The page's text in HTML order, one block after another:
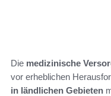
Die medizinische
vor erheblichen
in ländlichen Gebieten